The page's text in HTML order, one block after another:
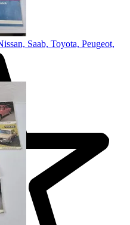
Saab, Toyota, Peugeot,